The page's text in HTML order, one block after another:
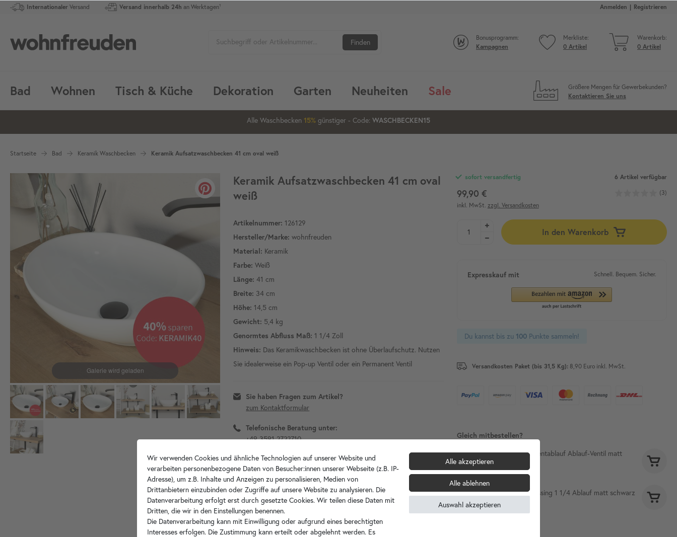
Internationaler Versand Versand innerhalb 24h an Werktagen¹ Anmelden Registrieren
Bonusprogramm:
Kampagnen
Merkliste:
0 Artikel
Warenkorb:
0 Artikel
Finden
Bad Wohnen Tisch & Küche Dekoration Garten Neuheiten Sale
Größere Mengen für Gewerbekunden?
Kontaktieren Sie uns
09 24 48
Alle Waschbecken 15% günstiger - Code: WASCHBECKEN15
20%
Startseite Bad Keramik Waschbecken Keramik Aufsatzwaschbecken 41 cm oval weiß
Keramik Aufsatzwaschbecken 41 cm oval
weiß
Artikelnummer: 126129
Hersteller/Marke: wohnfreuden
Material: Keramik
Farbe: Weiß
Länge: 41 cm
Breite: 34 cm
Höhe: 14,5 cm
Gewicht: 5,4 kg
Genormtes Abfluss Maß:1 1/4 Zoll
Hinweis: Das Keramikwaschbecken ist ohne Überlaufschutz. Nutzen
Sie idealerweise ein Pop-up Ventil oder ein Permanent Ventil
Sie haben Fragen zum Artikel?
zum Kontaktformular
Telefonische Beratung unter:
+49 3591 2722710
Diesen Artikel für später merken?
6 Artikel verfügbar
sofort versandfertig
99,90 €
(3)
inkl. MwSt. zzgl. Versandkosten
In den Warenkorb
Expresskauf mit Schnell. Bequem. Sicher.
Du kannst bis zu 100Punkte sammeln!
Versandkosten Paket (bis 31,5 Kg): 8,90 Euro inkl. MwSt.
Gleich mitbestellen?
120 mm Permanentablauf Ablauf-Ventil matt
schwarz
29,90 €
Siphon rund Messing 1 1/4 Ablauf matt schwarz
Wir verwenden Cookies und ähnliche Technologien auf unserer Website und
verarbeiten personenbezogene Daten von Besucher:innen unserer Webseite (z.B. IP-
Adresse), um z.B. Inhalte und Anzeigen zu personalisieren, Medien von
Drittanbietern einzubinden oder Zugriffe auf unsere Website zu analysieren. Die
Datenverarbeitung erfolgt erst durch gesetzte Cookies. Wir teilen diese Daten mit
Dritten, die wir in den Einstellungen benennen.
Die Datenverarbeitung kann mit Einwilligung oder aufgrund eines berechtigten
Interesses erfolgen. Die Zustimmung kann erteilt oder abgelehnt werden. Es
Alle akzeptieren
Alle ablehnen
Auswahl akzeptieren